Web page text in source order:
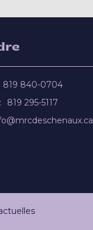
819 840-0704
819 295-5117